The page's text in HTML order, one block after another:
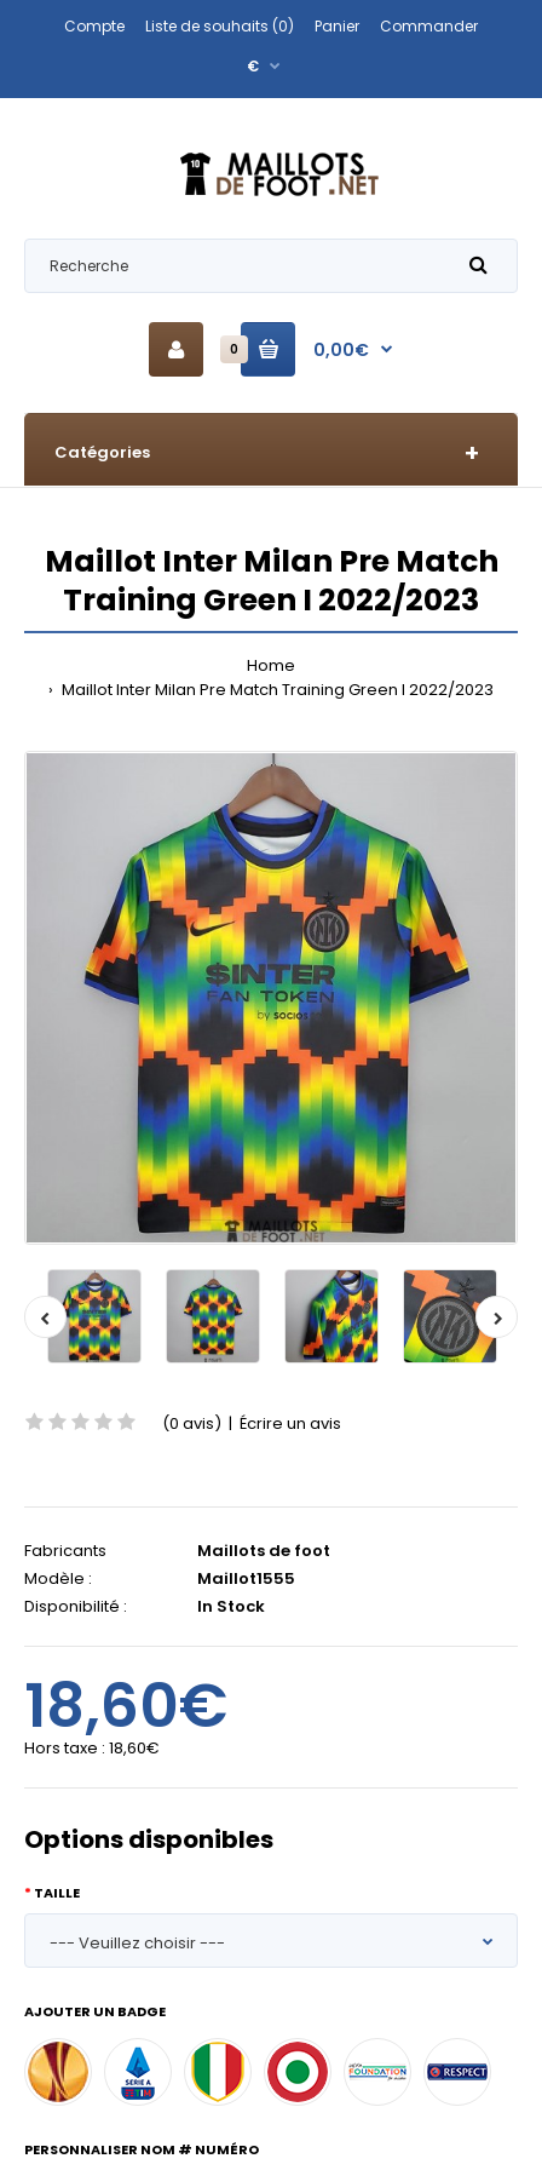
Compte Liste de souhaits (0) Panier
Commander
€
0 0,00€
Catégories
Maillot Inter Milan Pre Match
Training Green I 2022/2023
Home
Maillot Inter Milan Pre Match Training Green I 2022/2023
(0 avis) | Écrire un avis
Fabricants
Maillots de foot
Modèle :
Maillot1555
Disponibilité :
In Stock
18,60€
Hors taxe : 18,60€
Options disponibles
TAILLE
AJOUTER UN BADGE
PERSONNALISER NOM # NUMÉRO